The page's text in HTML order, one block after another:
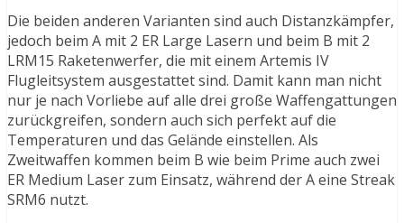
Die beiden anderen Varianten sind auch Distanzkämpfer,
jedoch beim A mit 2 ER Large Lasern und beim B mit 2
LRM15 Raketenwerfer, die mit einem Artemis IV
Flugleitsystem ausgestattet sind. Damit kann man nicht
nur je nach Vorliebe auf alle drei große Waffengattungen
zurückgreifen, sondern auch sich perfekt auf die
Temperaturen und das Gelände einstellen. Als
Zweitwaffen kommen beim B wie beim Prime auch zwei
ER Medium Laser zum Einsatz, während der A eine Streak
SRM6 nutzt.